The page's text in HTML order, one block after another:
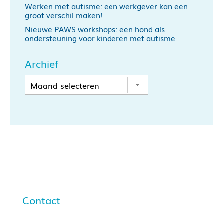
Werken met autisme: een werkgever kan een
groot verschil maken!
Nieuwe PAWS workshops: een hond als
ondersteuning voor kinderen met autisme
Archief
Contact